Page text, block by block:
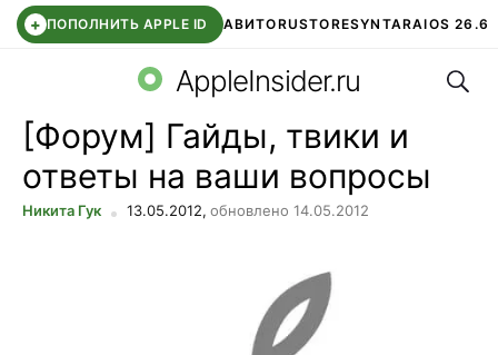
+ ПОПОЛНИТЬ APPLE ID АВИТОRUSTORESYNTARAIOS 26.6
СБЕР КИДС ЧАТ ROBLOXВТБ ОНЛАЙН
AppleInsider.ru
[Форум] Гайды, твики и
ответы на ваши вопросы
Никита Гук 13.05.2012, обновлено 14.05.2012